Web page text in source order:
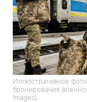
Иллюстративное
бронирования
Images)